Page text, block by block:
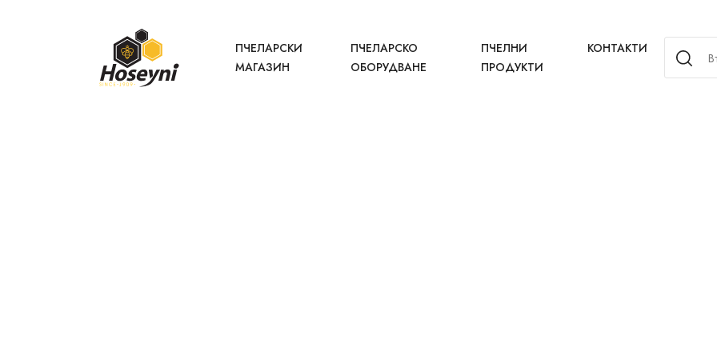
ПЧЕЛАРСКИ
МАГАЗИН
ПЧЕЛАРСКО
ОБОРУДВАНЕ
ПЧЕЛНИ
ПРОДУКТИ
КОНТАКТИ